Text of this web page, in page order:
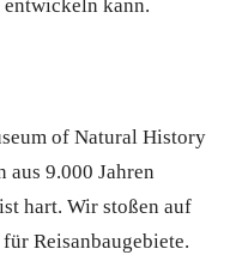
entwickeln kann.
of Natural History
aus 9.000 Jahren
hart. Wir stoßen auf
Reisanbaugebiete.